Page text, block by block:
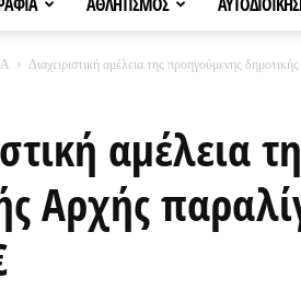
Διαχειριστική αμέλεια της προηγούμενης
αμέλεια
Αρχής